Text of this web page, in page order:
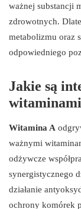
ważnej substancji
zdrowotnych.
metabolizmu oraz
odpowiedniego
Jakie są
Witamina A
ważnymi
odżywcze
synergistycznego
działanie
ochrony komórek